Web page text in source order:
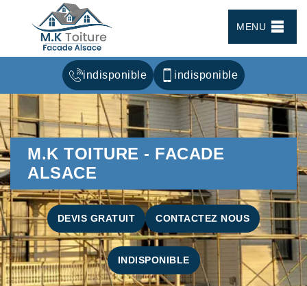
MENU
indisponible indisponible
M.K TOITURE - FACADE
ALSACE
DEVIS GRATUIT CONTACTEZ NOUS
INDISPONIBLE